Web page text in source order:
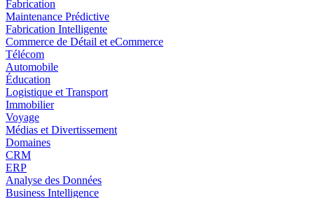
Fabrication
Maintenance Prédictive
Fabrication Intelligente
Commerce de Détail et eCommerce
Télécom
Automobile
Éducation
Logistique et Transport
Immobilier
Voyage
Médias et Divertissement
Domaines
CRM
ERP
Analyse des Données
Business Intelligence